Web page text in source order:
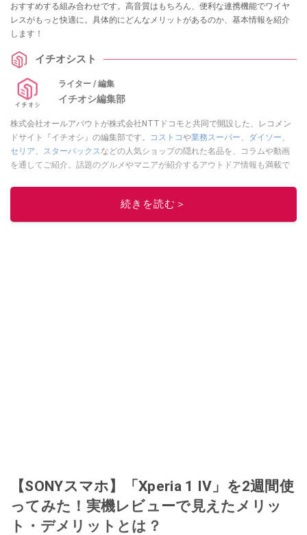
おすすめする組み合わせです。高音質はもちろん、便利な連携機能でワイヤ
レスがもっと快適に。具体的にどんなメリットがあるのか、基本情報を紹介
します！
イチオシスト
ライター / 編集
イチオシ編集部
株式会社オールアバウトが株式会社NTTドコモと共同で開設した、レコメン
ドサイト『イチオシ』の編集部です。
コストコや業務スーパー ダイソー
セリア
スターバックス などの人気ショップの隠れた名品を、コラムや動画
を通してご紹介。話題のグルメやマニアが紹介するアウトドア情報も満載で
レビューしています。毎日トレンド情報をお届けしているので、ぜひ
してください！続きを読む＞
【SONYスマホ】「Xperia 1 IV」を2週間使
ってみた！実機レビューで見えたメリッ
ト・デメリットとは？